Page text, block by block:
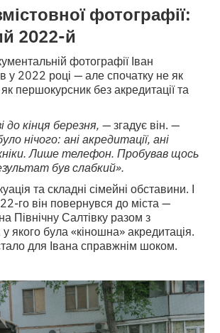
фотографії:
2022-й
фотографії Іван
у 2022 році — але спочатку не як
першокурсник без акредитації та
до кінця березня, — згадує він. —
нічого: ані акредитації, ані
Лише телефон. Пробував щось
був слабкий».
та складні сімейні обставини. І
го він повернувся до міста —
Північну Салтівку разом з
якого була «кіношна» акредитація.
для Івана справжнім шоком.